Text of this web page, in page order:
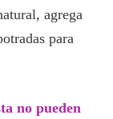
agrega
para
no pueden